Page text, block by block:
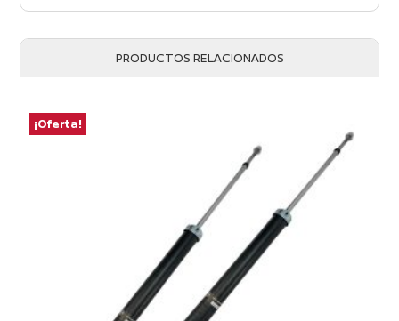
PRODUCTOS RELACIONADOS
¡Oferta!